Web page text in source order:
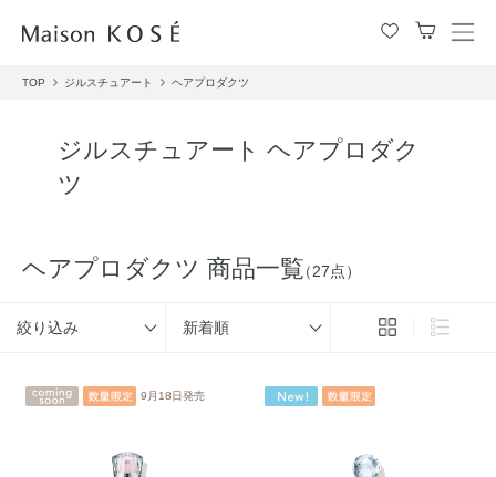
メ
TOP ジルスチュアート ヘアプロダクツ
ジルスチュアート ヘアプロダク
ツ
ヘアプロダクツ 商品一覧（27点）
絞り込み 新着順
9月18日発売